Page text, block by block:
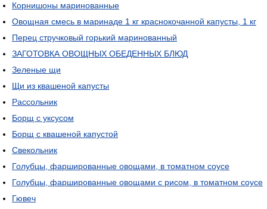
Корнишоны маринованные
Овощная смесь в маринаде 1 кг краснокочанной капусты, 1 кг
Перец стручковый горький маринованный
ЗАГОТОВКА ОВОЩНЫХ ОБЕДЕННЫХ БЛЮД
Зеленые щи
Щи из квашеной капусты
Рассольник
Борщ с уксусом
Борщ с квашеной капустой
Свекольник
Голубцы, фаршированные овощами, в томатном соусе
Голубцы, фаршированные овощами с рисом, в томатном соусе
Гювеч